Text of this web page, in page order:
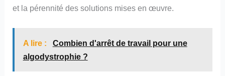
et la pérennité des solutions mises en œuvre.
A lire :
Combien d'arrêt de travail pour une
algodystrophie ?